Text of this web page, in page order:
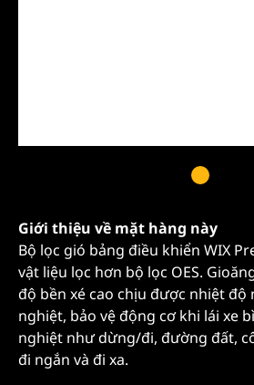
Giới thiệu về mặt hàng này
Bộ lọc gió bảng điều khiển WIX
vật liệu lọc hơn bộ lọc OES.
độ bền xé cao chịu được nhiệt độ
nghiệt, bảo vệ động cơ khi lái xe
nghiệt như dừng/đi, đường đất,
đi ngắn và đi xa.